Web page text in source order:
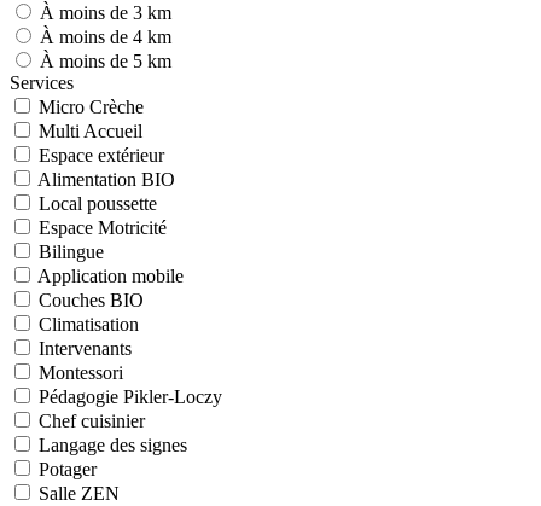
À moins de 3 km
À moins de 4 km
À moins de 5 km
Services
Micro Crèche
Multi Accueil
Espace extérieur
Alimentation BIO
Local poussette
Espace Motricité
Bilingue
Application mobile
Couches BIO
Climatisation
Intervenants
Montessori
Pédagogie Pikler-Loczy
Chef cuisinier
Langage des signes
Potager
Salle ZEN